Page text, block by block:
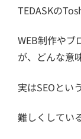
TEDASKの
WEB制作やブ
が、どんな意
実はSEOとい
難しくしてい